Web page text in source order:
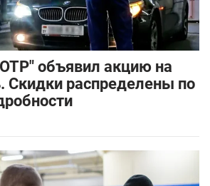
объявил акцию на
Скидки распределены по